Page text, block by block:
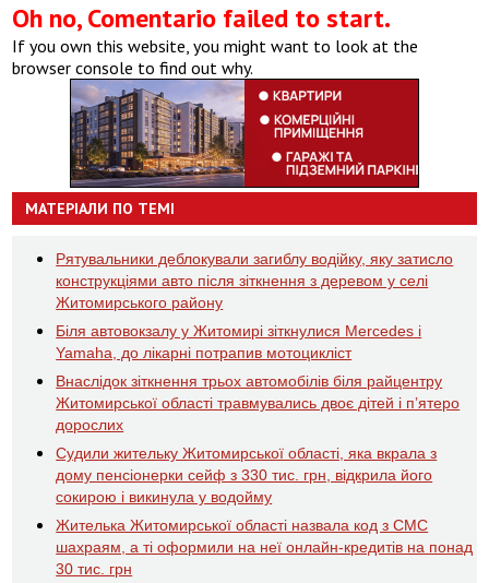
Oh no, Comentario failed to start.
If you own this website, you might want to look at the
browser console to find out why.
МАТЕРІАЛИ ПО ТЕМІ
Рятувальники деблокували загиблу водійку, яку затисло
конструкціями авто після зіткнення з деревом у селі
Житомирського району
Біля автовокзалу у Житомирі зіткнулися Mercedes і
Yamaha, до лікарні потрапив мотоцикліст
Внаслідок зіткнення трьох автомобілів біля райцентру
Житомирської області травмувались двоє дітей і пʼятеро
дорослих
Судили жительку Житомирської області, яка вкрала з
дому пенсіонерки сейф з 330 тис. грн, відкрила його
сокирою і викинула у водойму
Жителька Житомирської області назвала код з СМС
шахраям, а ті оформили на неї онлайн-кредитів на понад
30 тис. грн